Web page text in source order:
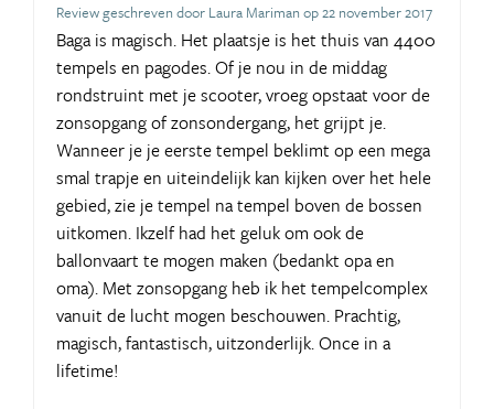
Review geschreven door Laura Mariman op 22 november 2017
Baga is magisch. Het plaatsje is het thuis van 4400
tempels en pagodes. Of je nou in de middag
rondstruint met je scooter, vroeg opstaat voor de
zonsopgang of zonsondergang, het grijpt je.
Wanneer je je eerste tempel beklimt op een mega
smal trapje en uiteindelijk kan kijken over het hele
gebied, zie je tempel na tempel boven de bossen
uitkomen. Ikzelf had het geluk om ook de
ballonvaart te mogen maken (bedankt opa en
oma). Met zonsopgang heb ik het tempelcomplex
vanuit de lucht mogen beschouwen. Prachtig,
magisch, fantastisch, uitzonderlijk. Once in a
lifetime!